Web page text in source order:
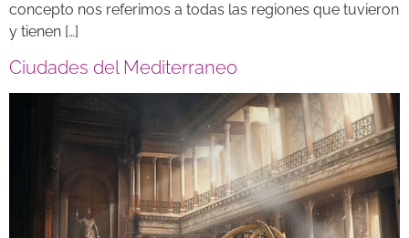
concepto nos referimos a todas las regiones que tuvieron
y tienen […]
Ciudades del Mediterraneo